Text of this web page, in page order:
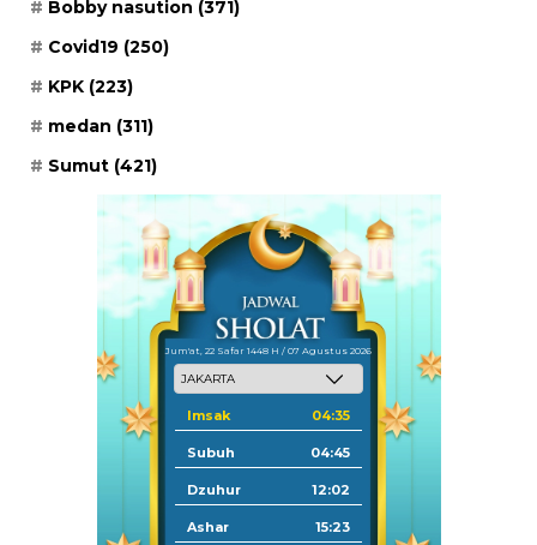
Bobby nasution (371)
Covid19 (250)
KPK (223)
medan (311)
Sumut (421)
Jum'at, 22 Safar 1448 H / 07 Agustus 2026
Imsak 04:35
Subuh 04:45
Dzuhur 12:02
Ashar 15:23